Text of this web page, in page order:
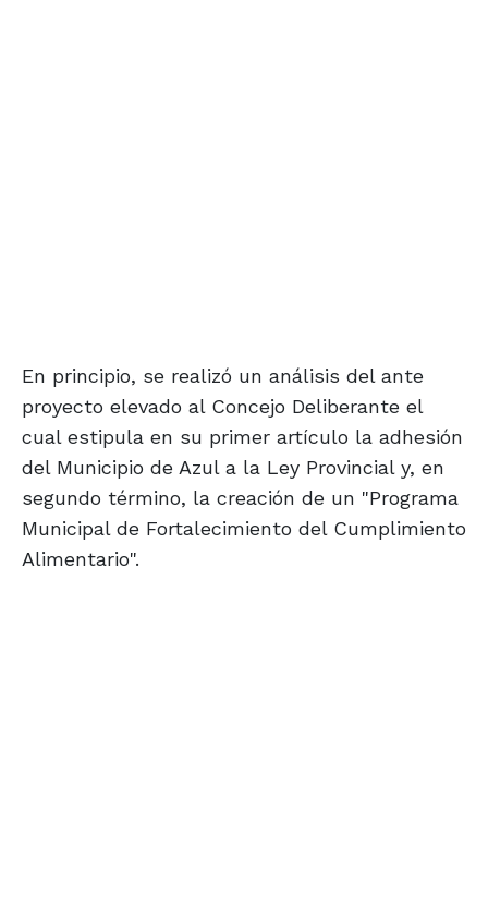
En principio, se realizó un análisis del ante
proyecto elevado al Concejo Deliberante el
cual estipula en su primer artículo la adhesión
del Municipio de Azul a la Ley Provincial y, en
segundo término, la creación de un "Programa
Municipal de Fortalecimiento del Cumplimiento
Alimentario".